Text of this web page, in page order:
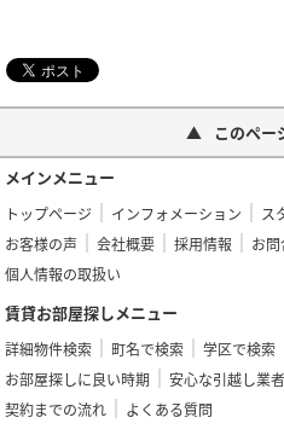
このペー
メインメニュー
トップページ インフォメーション ス
お客様の声
会社概要 採用情報 お問
個人情報の取扱い
賃貸お部屋探しメニュー
詳細物件検索 町名で検索 学区で検索
お部屋探しに良い時期
安心な引越し業
契約までの流れ
よくある質問